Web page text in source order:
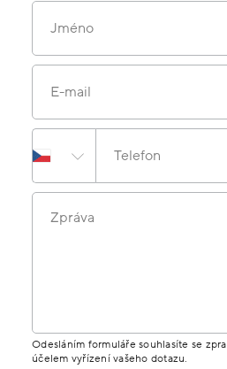
Jméno
E-mail
Telefon
Zpráva
Odesláním formuláře souhlasíte se
účelem vyřízení vašeho dotazu.